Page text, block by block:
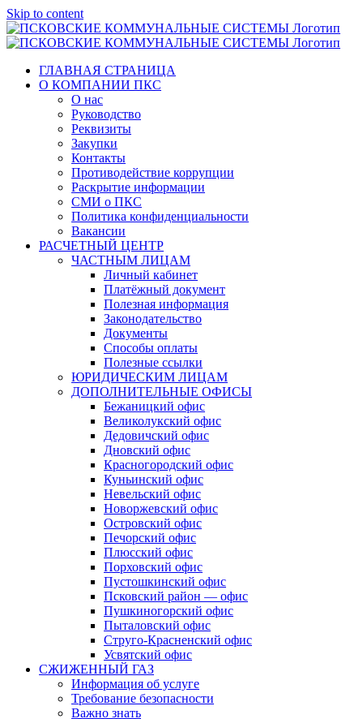
Skip to content
ГЛАВНАЯ СТРАНИЦА
О КОМПАНИИ ПКС
О нас
Руководство
Реквизиты
Закупки
Контакты
Противодействие коррупции
Раскрытие информации
СМИ о ПКС
Политика конфиденциальности
Вакансии
РАСЧЕТНЫЙ ЦЕНТР
ЧАСТНЫМ ЛИЦАМ
Личный кабинет
Платёжный документ
Полезная информация
Законодательство
Документы
Способы оплаты
Полезные ссылки
ЮРИДИЧЕСКИМ ЛИЦАМ
ДОПОЛНИТЕЛЬНЫЕ ОФИСЫ
Бежаницкий офис
Великолукский офис
Дедовичский офис
Дновский офис
Красногородский офис
Куньинский офис
Невельский офис
Новоржевский офис
Островский офис
Печорский офис
Плюсский офис
Порховский офис
Пустошкинский офис
Псковский район — офис
Пушкиногорский офис
Пыталовский офис
Струго-Красненский офис
Усвятский офис
СЖИЖЕННЫЙ ГАЗ
Информация об услуге
Требование безопасности
Важно знать